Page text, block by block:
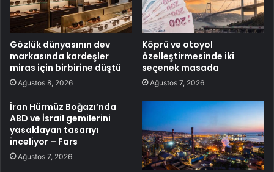
Gözlük dünyasının dev
markasında kardeşler
miras için birbirine düştü
Ağustos 8, 2026
Köprü ve otoyol
özelleştirmesinde iki
seçenek masada
Ağustos 7, 2026
İran Hürmüz Boğazı’nda
ABD ve İsrail gemilerini
yasaklayan tasarıyı
inceliyor – Fars
Ağustos 7, 2026